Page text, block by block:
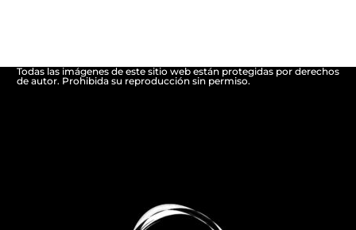
Todas las imágenes de este sitio web están protegidas por derechos
de autor. Prohibida su reproducción sin permiso.